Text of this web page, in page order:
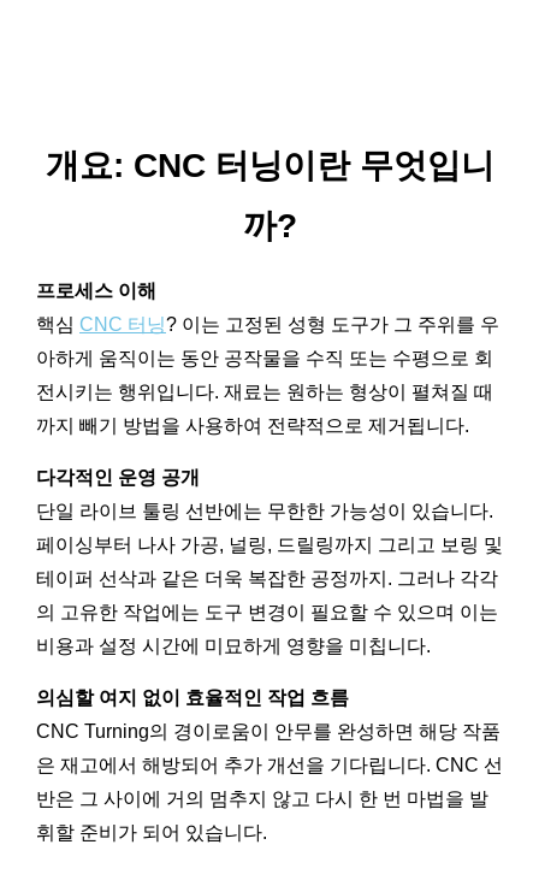
개요: CNC 터닝이란 무엇입니
까?
프로세스 이해
핵심 CNC 터닝? 이는 고정된 성형 도구가 그 주위를 우
아하게 움직이는 동안 공작물을 수직 또는 수평으로 회
전시키는 행위입니다. 재료는 원하는 형상이 펼쳐질 때
까지 빼기 방법을 사용하여 전략적으로 제거됩니다.
다각적인 운영 공개
단일 라이브 툴링 선반에는 무한한 가능성이 있습니다.
페이싱부터 나사 가공, 널링, 드릴링까지 그리고 보링 및
테이퍼 선삭과 같은 더욱 복잡한 공정까지. 그러나 각각
의 고유한 작업에는 도구 변경이 필요할 수 있으며 이는
비용과 설정 시간에 미묘하게 영향을 미칩니다.
의심할 여지 없이 효율적인 작업 흐름
CNC Turning의 경이로움이 안무를 완성하면 해당 작품
은 재고에서 해방되어 추가 개선을 기다립니다. CNC 선
반은 그 사이에 거의 멈추지 않고 다시 한 번 마법을 발
휘할 준비가 되어 있습니다.